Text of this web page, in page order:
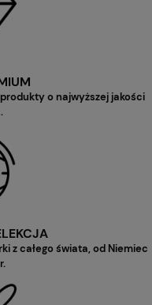
o najwyższej jakości
z całego świata, od Niemiec